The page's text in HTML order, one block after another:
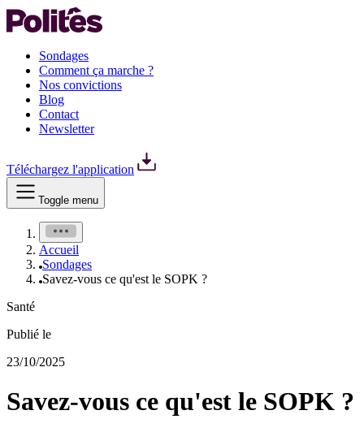
Sondages
Comment ça marche ?
Nos convictions
Blog
Contact
Newsletter
Téléchargez l'application
Toggle menu
Accueil
Sondages
Savez-vous ce qu'est le SOPK ?
Santé
Publié le
23/10/2025
Savez-vous ce qu'est le SOPK ?